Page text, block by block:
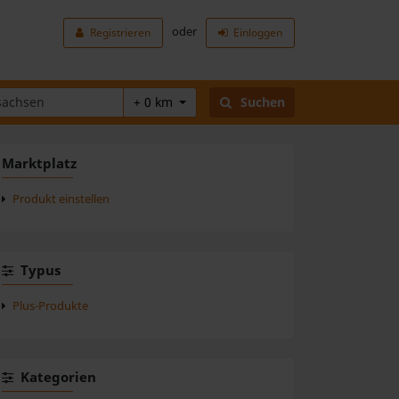
Registrieren oder Einloggen
+ 0 km Suchen
Marktplatz
Produkt einstellen
Typus
Plus-Produkte
Kategorien